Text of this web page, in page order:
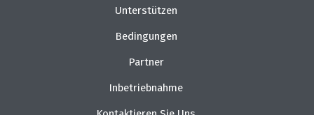
Unterstützen
Bedingungen
Partner
Inbetriebnahme